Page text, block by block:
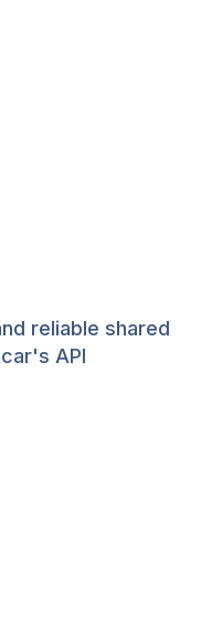
reliable shared
API